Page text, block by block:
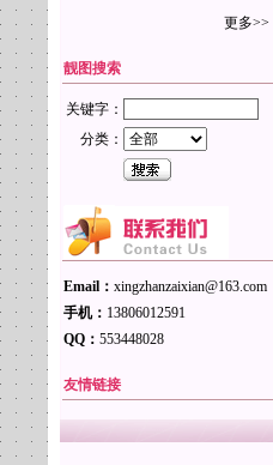
更多>>
靓图搜索
关键字：
分类：
Email： xingzhanzaixian@163.com
手机： 13806012591
QQ： 553448028
友情链接